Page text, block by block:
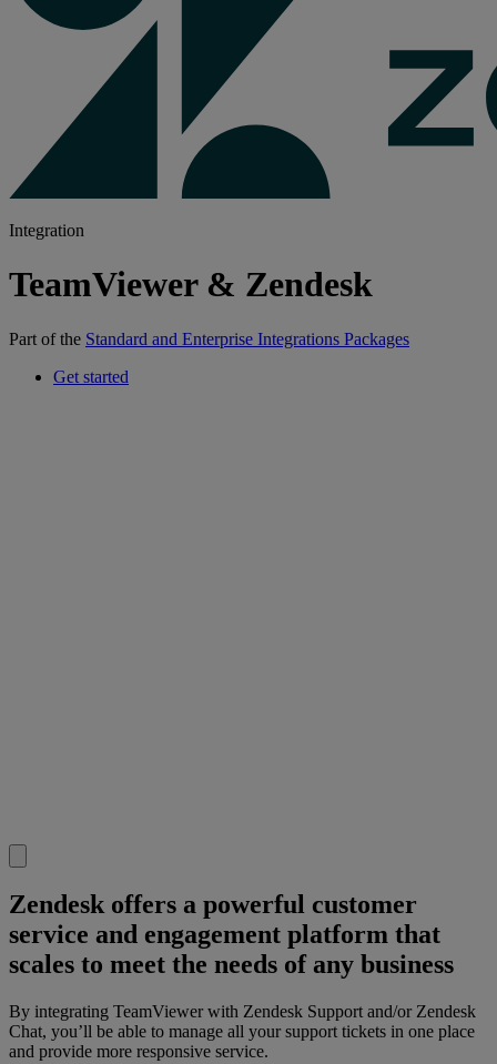
Integration
TeamViewer & Zendesk
Part of the Standard and Enterprise Integrations Packages
Get started
Zendesk offers a powerful customer
service and engagement platform that
scales to meet the needs of any business
By integrating TeamViewer with Zendesk Support and/or Zendesk
Chat, you’ll be able to manage all your support tickets in one place
and provide more responsive service.